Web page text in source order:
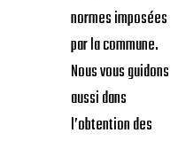
normes imposées
par la commune.
Nous vous guidons
aussi dans
l’obtention des